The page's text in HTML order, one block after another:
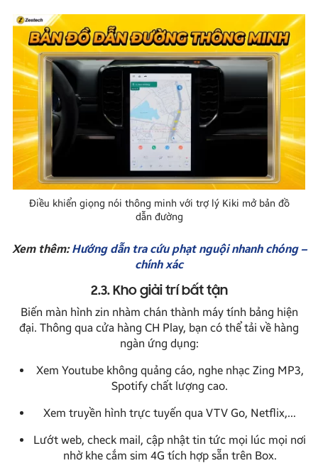
Điều khiển giọng nói thông minh với trợ lý Kiki mở bản đồ
dẫn đường
Xem thêm: Hướng dẫn tra cứu phạt nguội nhanh chóng –
chính xác
2.3. Kho giải trí bất tận
Biến màn hình zin nhàm chán thành máy tính bảng hiện
đại. Thông qua cửa hàng CH Play, bạn có thể tải về hàng
ngàn ứng dụng:
Xem Youtube không quảng cáo, nghe nhạc Zing MP3,
Spotify chất lượng cao.
Xem truyền hình trực tuyến qua VTV Go, Netflix,…
Lướt web, check mail, cập nhật tin tức mọi lúc mọi nơi
nhờ khe cắm sim 4G tích hợp sẵn trên Box.